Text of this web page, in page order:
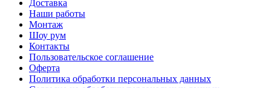
Доставка
Наши работы
Монтаж
Шоу рум
Контакты
Пользовательское соглашение
Оферта
Политика обработки персональных данных